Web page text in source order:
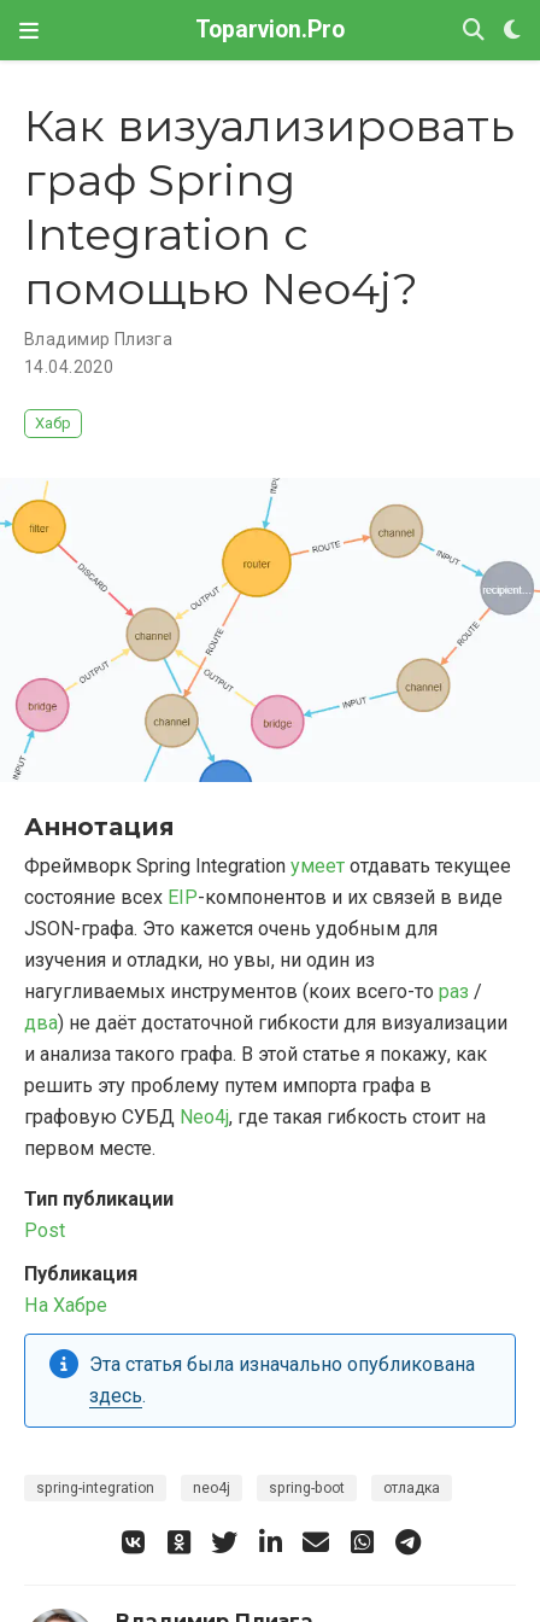
Toparvion.Pro
Как визуализировать
граф Spring
Integration с
помощью Neo4j?
Владимир Плизга
14.04.2020
Хабр
Аннотация
Фреймворк Spring Integration умеет отдавать текущее
состояние всех EIP-компонентов и их связей в виде
JSON-графа. Это кажется очень удобным для
изучения и отладки, но увы, ни один из
нагугливаемых инструментов (коих всего-то раз /
два) не даёт достаточной гибкости для визуализации
и анализа такого графа. В этой статье я покажу, как
решить эту проблему путем импорта графа в
графовую СУБД Neo4j, где такая гибкость стоит на
первом месте.
Тип публикации
Post
Публикация
На Хабре
Эта статья была изначально опубликована
здесь.
spring-integration neo4j spring-boot отладка